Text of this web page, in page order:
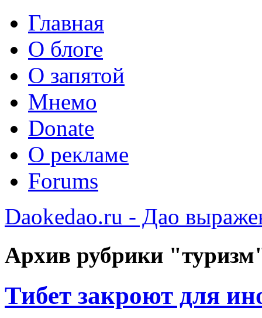
Главная
О блоге
О запятой
Мнемо
Donate
О рекламе
Forums
Daokedao.ru - Дао
Архив рубрики
Тибет закроют для